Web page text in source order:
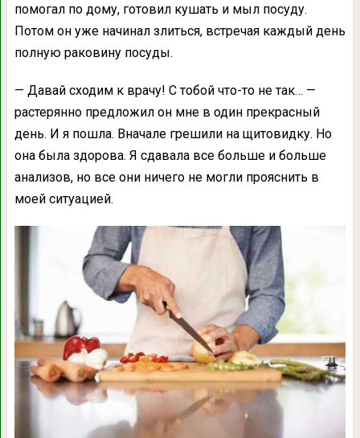
помогал по дому, готовил кушать и мыл посуду.
Потом он уже начинал злиться, встречая каждый день
полную раковину посуды.
— Давай сходим к врачу! С тобой что-то не так… —
растерянно предложил он мне в один прекрасный
день. И я пошла. Вначале грешили на щитовидку. Но
она была здорова. Я сдавала все больше и больше
анализов, но все они ничего не могли прояснить в
моей ситуацией.